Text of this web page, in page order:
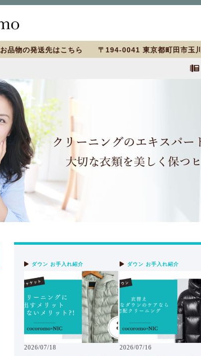
お品物の発送先はこちら 〒194-0041 東京都町田市玉
ダウン お手入れ紹介
2026/07/18
ダウン お手入れ紹介
2026/07/16